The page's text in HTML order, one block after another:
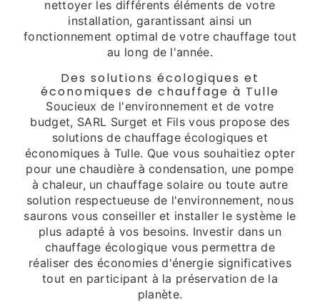
nettoyer les différents éléments de votre
installation, garantissant ainsi un
fonctionnement optimal de votre chauffage tout
au long de l'année.
Des solutions écologiques et
économiques de chauffage à Tulle
Soucieux de l'environnement et de votre
budget, SARL Surget et Fils vous propose des
solutions de chauffage écologiques et
économiques à Tulle. Que vous souhaitiez opter
pour une chaudière à condensation, une pompe
à chaleur, un chauffage solaire ou toute autre
solution respectueuse de l'environnement, nous
saurons vous conseiller et installer le système le
plus adapté à vos besoins. Investir dans un
chauffage écologique vous permettra de
réaliser des économies d'énergie significatives
tout en participant à la préservation de la
planète.